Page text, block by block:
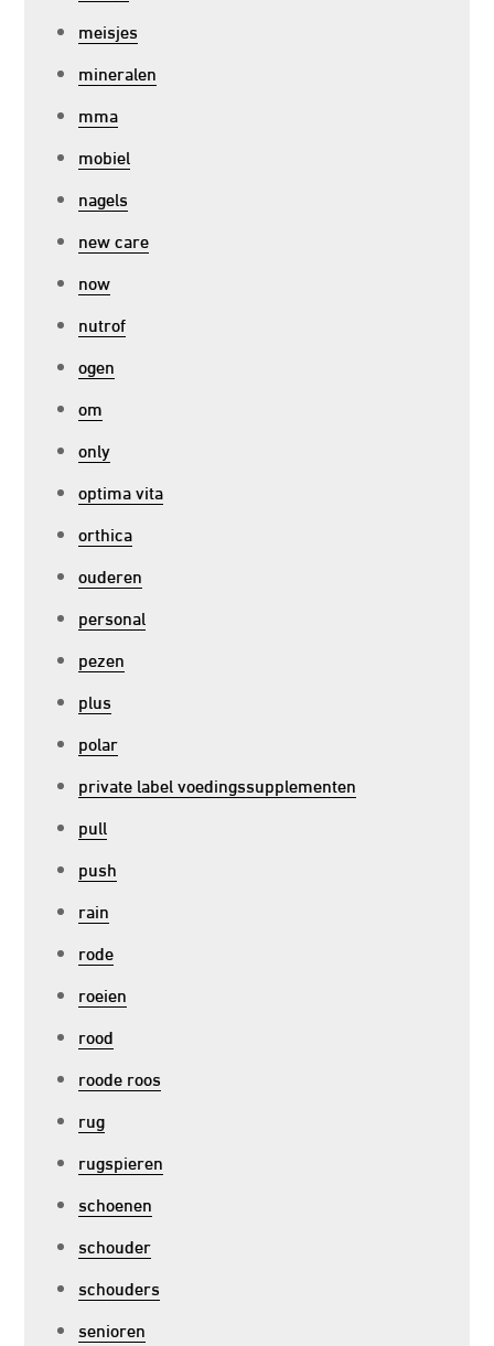
meisjes
mineralen
mma
mobiel
nagels
new care
now
nutrof
ogen
om
only
optima vita
orthica
ouderen
personal
pezen
plus
polar
private label voedingssupplementen
pull
push
rain
rode
roeien
rood
roode roos
rug
rugspieren
schoenen
schouder
schouders
senioren